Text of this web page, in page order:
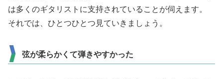
は多くのギタリストに支持されていることが伺えます。
それでは、ひとつひとつ見ていきましょう。
弦が柔らかくて弾きやすかった